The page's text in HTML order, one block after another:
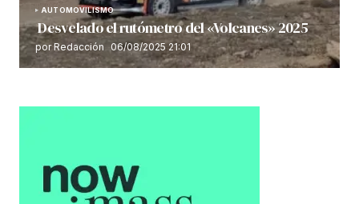
AUTOMOVILISMO
Desvelado el rutómetro del «Volcanes» 2025
por Redacción 06/08/2025 21:01